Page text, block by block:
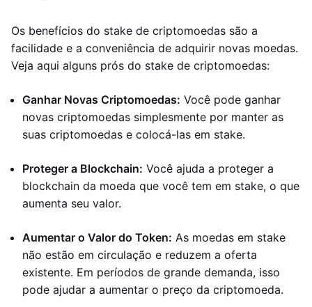
Os benefícios do stake de criptomoedas são a
facilidade e a conveniência de adquirir novas moedas.
Veja aqui alguns prós do stake de criptomoedas:
Ganhar Novas Criptomoedas: Você pode ganhar
novas criptomoedas simplesmente por manter as
suas criptomoedas e colocá-las em stake.
Proteger a Blockchain: Você ajuda a proteger a
blockchain da moeda que você tem em stake, o que
aumenta seu valor.
Aumentar o Valor do Token: As moedas em stake
não estão em circulação e reduzem a oferta
existente. Em períodos de grande demanda, isso
pode ajudar a aumentar o preço da criptomoeda.